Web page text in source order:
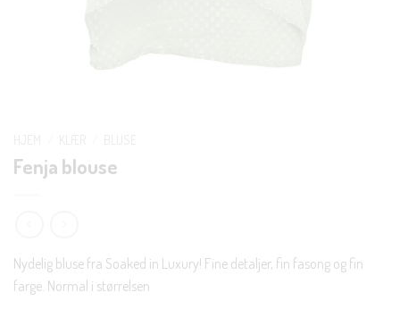
Fenja blouse
Nydelig bluse fra Soaked in Luxury! Fine detaljer, fin fasong og fin
farge. Normal i størrelsen